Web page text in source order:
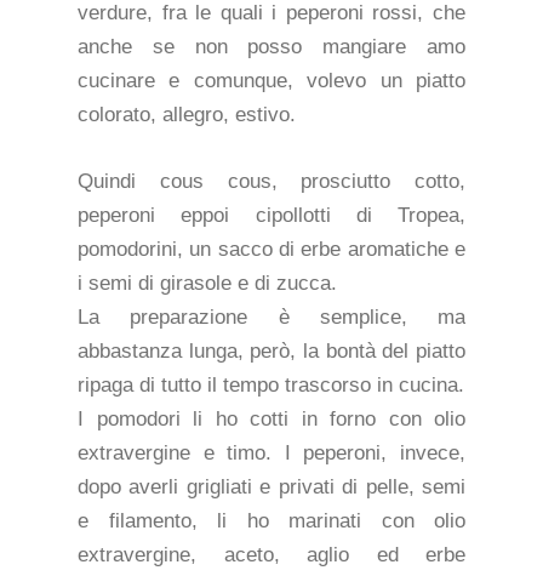
verdure, fra le quali i peperoni rossi, che
anche se non posso mangiare amo
cucinare e comunque, volevo un piatto
colorato, allegro, estivo.
Quindi cous cous, prosciutto cotto,
peperoni eppoi cipollotti di Tropea,
pomodorini, un sacco di erbe aromatiche e
i semi di girasole e di zucca.
La preparazione è semplice, ma
abbastanza lunga, però, la bontà del piatto
ripaga di tutto il tempo trascorso in cucina.
I pomodori li ho cotti in forno con olio
extravergine e timo. I peperoni, invece,
dopo averli grigliati e privati di pelle, semi
e filamento, li ho marinati con olio
extravergine, aceto, aglio ed erbe